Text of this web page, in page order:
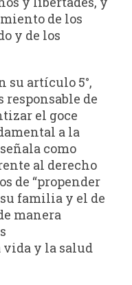
de los
y de los
su artículo 5°,
responsable de
el goce
a la
como
al derecho
de “propender
familia y el de
manera
vida y la salud